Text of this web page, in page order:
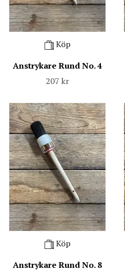
Köp
Anstrykare Rund No. 4
207 kr
Köp
Anstrykare Rund No. 8